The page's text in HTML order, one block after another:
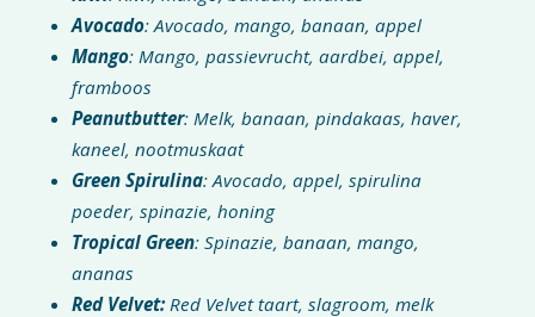
Avocado: Avocado, mango, banaan, appel
Mango: Mango, passievrucht, aardbei, appel,
framboos
Peanutbutter: Melk, banaan, pindakaas, haver,
kaneel, nootmuskaat
Green Spirulina: Avocado, appel, spirulina
poeder, spinazie, honing
Tropical Green: Spinazie, banaan, mango,
ananas
Red Velvet: Red Velvet taart, slagroom, melk